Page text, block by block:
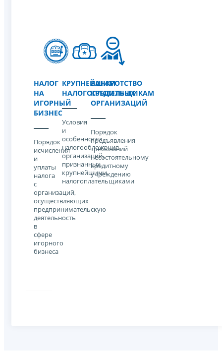
НАЛОГ
НА
ИГОРНЫЙ
БИЗНЕС
Порядок
исчисления
и
уплаты
налога
с
организаций,
осуществляющих
предпринимательскую
деятельность
в
сфере
игорного
бизнеса
КРУПНЕЙШИМ
НАЛОГОПЛАТЕЛЬЩИКАМ
Условия
и
особенности
налогообложения
организаций,
признанных
крупнейшими
налогоплательщиками
БАНКРОТСТВО
КРЕДИТНЫХ
ОРГАНИЗАЦИЙ
Порядок
предъявления
требований
несостоятельному
кредитному
учреждению